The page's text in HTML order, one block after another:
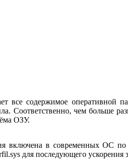
все содержимое оперативной
Соответственно, чем больше
ОЗУ.
включена в современных ОС
для последующего ускорения